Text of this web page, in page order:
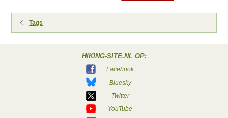
Tags
HIKING-SITE.NL OP:
Facebook
Bluesky
Twitter
YouTube